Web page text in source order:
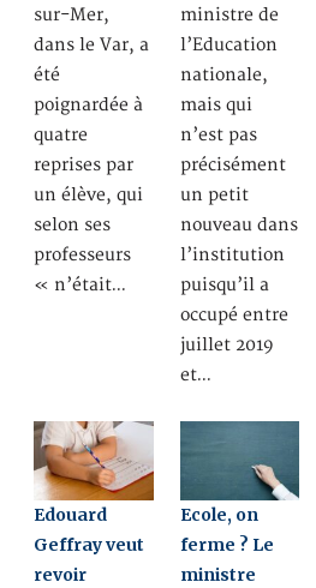
sur-Mer,
dans le Var, a
été
poignardée à
quatre
reprises par
un élève, qui
selon ses
professeurs
« n’était…
ministre de
l’Education
nationale,
mais qui
n’est pas
précisément
un petit
nouveau dans
l’institution
puisqu’il a
occupé entre
juillet 2019
et…
Edouard
Geffray veut
revoir
Ecole, on
ferme ? Le
ministre